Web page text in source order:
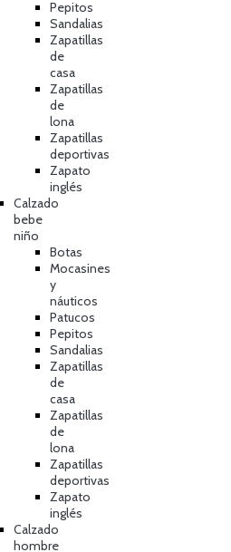
Pepitos
Sandalias
Zapatillas
de
casa
Zapatillas
de
lona
Zapatillas
deportivas
Zapato
inglés
Calzado
bebe
niño
Botas
Mocasines
y
náuticos
Patucos
Pepitos
Sandalias
Zapatillas
de
casa
Zapatillas
de
lona
Zapatillas
deportivas
Zapato
inglés
Calzado
hombre